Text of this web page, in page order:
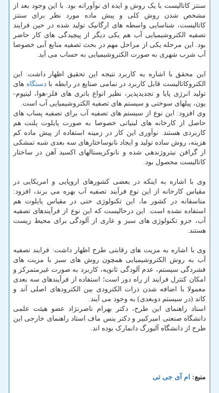
سنتز کاتالیست با یک روش و ایده ای نوآورانه بود. با این وجود بعد از
مشخص شدن روش کلی و پیش ماده مورد نظر برای سنتز
کاتالیست، شناسایی واسطه های ارگانیک تولید شده در حین فرایند
تصفیه الکتروشیمیایی آب هم یکی دیگر از پیچیدگی های کار حاضر
بود. این مرحله یکی از مراحل مهم در بحث تصفیه منابع آبی خصوصا
آب شرب شهری به صورت الکتروشیمیایی به حساب می آید.
این محقق با اشاره به کاربرد نتیجه این تحقیق اظهار داشت: این
الکتروکاتالیست قابل کاربرد در تمامی صنایع در رابطه بادستگاه های
تولید انرژی پایا و تجدیدپذیر، نظیر انواع باتری های فلز-هوا، لیتیوم-
یون، پیلهای سوختی و سیستم های تصفیه الکتروشیمیایی آب است.
وی افزود: این نوع از سیستم های تصفیه آب برای تصفیه پساب های
حاصل از کارخانه های لبنیاتی خصوصا به صورت پایلوت پلنت هم
کاربردی هستند. نوآوری این کار در زمینه استفاده از پیش ماده کم
هزینه، روش ساده تولید و ایجاد نانوساختارهای سه بعدی شبه تمشکی
از گرافن نیتروژندهی شده و نانوکریستالهای اکسید آهن در ساختار
کاتالیست محصول بود.
وی با اشاره به اینکه در بعضی کشورهای اروپایی و امریکایی در
مقیاس کارخانه از این نوع فرآیند تصفیه آب بهره می برند، افزود:
متاسفانه در کشور ما، این تکنولوژی حتی در مقیاس پایلوت هم
استفاده نشده است. این درحالیست که این نوع از فرآیندهای تصفیه
آب، جزو تکنولوژی های سبز و عاری از آلودگی برای محیط زیست
هستند.
وی با اشاره به مزیت های رقابتی طرح اظهار داشت: فرایند تصفیه
آب به روش الکتروشیمیایی همچون روش های سبز با مزیت های
فشردگی سیستم، عدم آلودگی ثانویه، کاربرد به صورت غیرمتمرکز و
امکان کنترل فرایند از راه دور است؛ استفاده از فرآیندهای سه بعدی
معمولا با اضافه شدن ذرات الکترودی بین الکترودهای اصلی آند و
کاتد (در سیستم دوبعدی) به وجود می آیند.
استاد راهنمای این طرح، دکتر بهرام ناصرنژاد عضو هیئت علمی
دانشگاه صنعتی امیرکبیر و دکتر ینس ماف استاد راهنمای خارجی این
طرح از دانشگاه آلبورگ دانمارک بوده اند.
منبع: ام آی جی تی